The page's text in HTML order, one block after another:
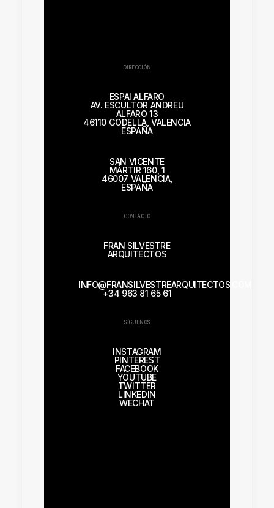
DIRECCIÓN
ESPAI ALFARO
AV. ESCULTOR ANDREU
ALFARO 13
46110 GODELLA, VALENCIA
ESPAÑA
SAN VICENTE
MÁRTIR 160, 1
46007 VALENCIA,
ESPAÑA
CONTACTO
FRAN SILVESTRE
ARQUITECTOS
INFO@FRANSILVESTREARQUITECTOS.COM
+34 963 81 65 61
SÍGUENOS
INSTAGRAM
PINTEREST
FACEBOOK
YOUTUBE
TWITTER
LINKEDIN
WECHAT